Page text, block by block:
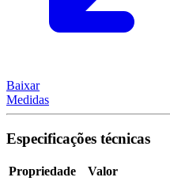
Baixar
Medidas
Especificações técnicas
Propriedade
Valor